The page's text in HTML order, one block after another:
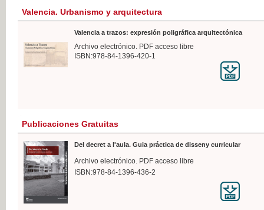
Valencia. Urbanismo y arquitectura
Valencia a trazos: expresión poligráfica arquitectónica
Archivo electrónico. PDF acceso libre
ISBN:978-84-1396-420-1
Publicaciones Gratuitas
Del decret a l'aula. Guia práctica de disseny curricular
Archivo electrónico. PDF acceso libre
ISBN:978-84-1396-436-2